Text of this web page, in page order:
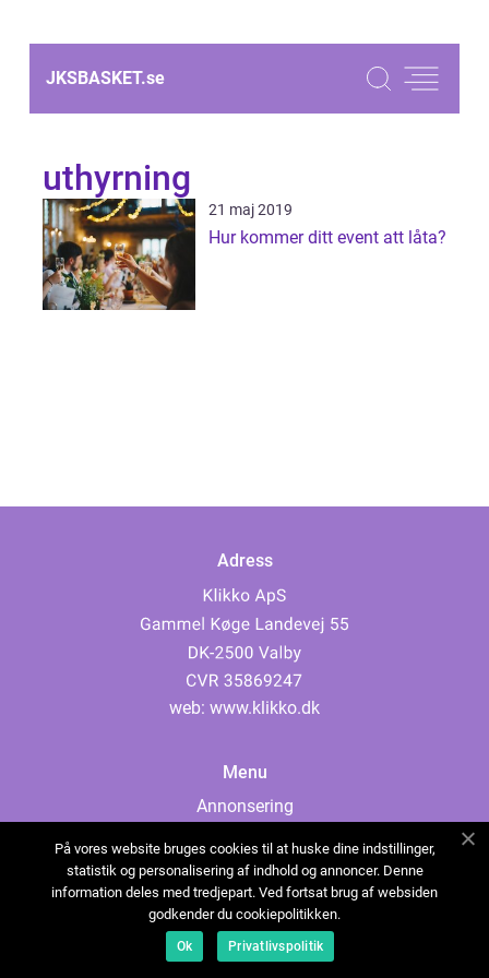
JKSBASKET.se
uthyrning
21 maj 2019
Hur kommer ditt event att låta?
Adress
web: www.klikko.dk
Menu
Annonsering
Cookies
Kontakta oss
Sitemap
På vores website bruges cookies til at huske dine indstillinger,
statistik og personalisering af indhold og annoncer. Denne
information deles med tredjepart. Ved fortsat brug af websiden
godkender du cookiepolitikken.
Ok Privatlivspolitik